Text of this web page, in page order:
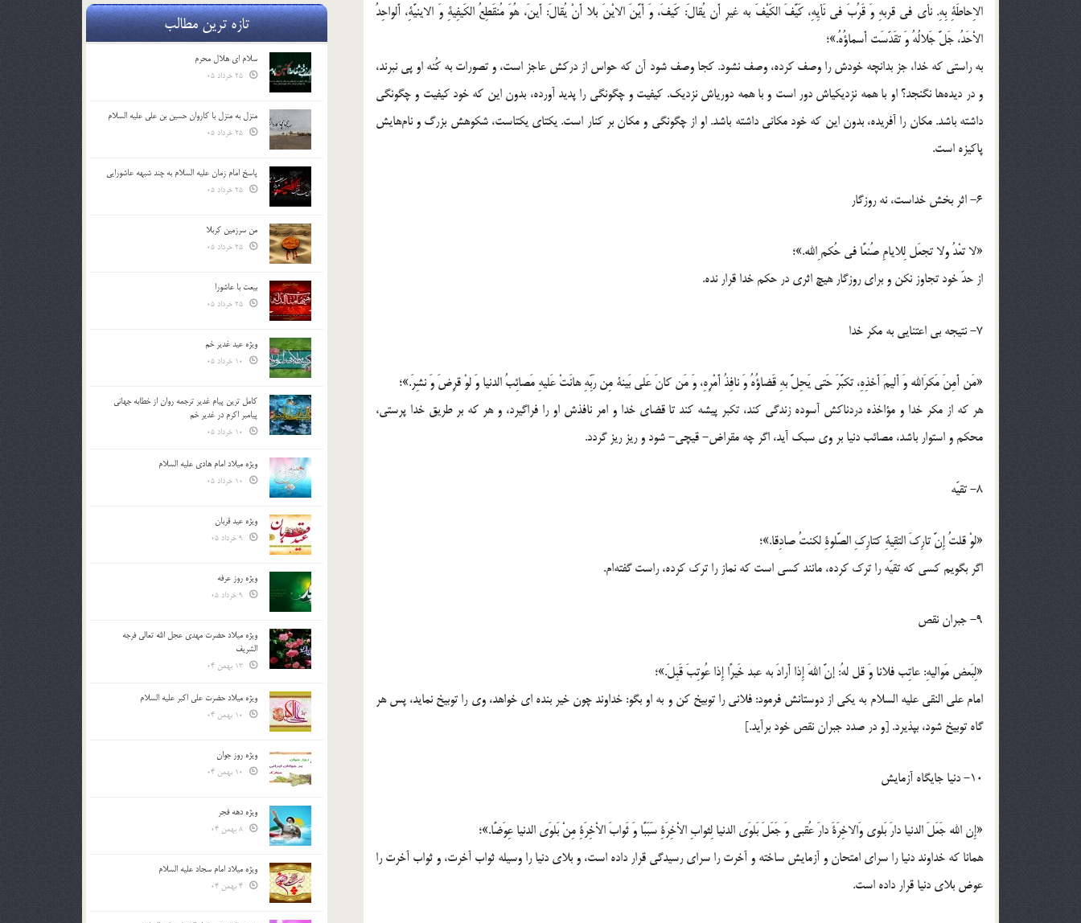
الاِحاطَةِ بِهِ. نأی فی قربهِ وَ قَرُبَ فی نَأیِهِ، کَیَّفَ الکَیْفَ به غیرِ أَن یُقالَ: کَیفَ، وَ أَیَّنَ الایْنَ بلا أَنْ یُقالَ: أَینَ، هُوَ مُنقَطِعُ الکَیفِیةِ وَ الاینیَّةِ، أَلواحِدُ
الاْحَدُ، جَلَّ جَلالُهُ وَ تقَدّسَت أَسماؤُهُ.»؛
به راستی که خدا، جز بدانچه خودش را وصف کرده، وصف نشود. کجا وصف شود آن که حواس از درکش عاجز است، و تصورات به کُنه او پی نبرند،
و در دیده‌ها نگنجد؟ او با همه نزدیکیاش دور است و با همه دوریاش نزدیک. کیفیت و چگونگی را پدید آورده، بدون این که خود کیفیت و چگونگی
داشته باشد. مکان را آفریده، بدون این که خود مکانی داشته باشد. او از چگونگی و مکان بر کنار است. یکتای یکتاست، شکوهش بزرگ و نام‌هایش
پاکیزه است.
6- اثر بخش خداست، نه روزگار
«لا تعْدُ ولا تجعَل لِلایامِ صُنعًا فی حُکم ِالله.»؛
از حدّ خود تجاوز نکن و برای روزگار هیچ اثری در حکم خدا قرار نده.
7- نتیجه بی اعتنایی به مکر خدا
«مَن أَمِنَ مَکرَالله وَ أَلیمَ أَخذِهِ، تکبَّرَ حَتی یَحِلَّ بهِ قَضاؤُهُ وَ نافِذُ أَمْرِهِ، وَ مَن کانَ عَلی بَینة مِن رَبِّهِ هانَتْ عَلیهِ مَصائِبُ الدنیا وَ لوْ قرِضَ وَ نشِرَ.»؛
هر که از مکر خدا و مؤاخذه دردناکش آسوده زندگی کند، تکبر پیشه کند تا قضای خدا و امر نافذش او را فراگیرد، و هر که بر طریق خدا پرستی،
محکم و استوار باشد، مصائب دنیا بر وی سبک آید، اگر چه مقراض- قیچی- شود و ریز ریز گردد.
8- تقیّه
«لوْ قلتُ إِنَّ تارِکَ التقِیةِ کتارِکِ الصَّلوةِ لکنتُ صادِقا.»؛
اگر بگویم کسی که تقیّه را ترک کرده، مانند کسی است که نماز را ترک کرده، راست گفته‌ام.
9- جبران نقص
«لِبَعض مَوالیهِ: عاتِب فلانا وَ قل لهُ: إنَّ اللهَ إِذا أَرادَ به عبد خَیرًا إِذا عُوتِبَ قَبِلَ.»؛
امام علی النقی علیه السلام به یکی از دوستانش فرمود: فلانی را توبیخ کن و به او بگو: خداوند چون خیر بنده ای خواهد، وی را توبیخ نماید، پس هر
گاه توبیخ شود، بپذیرد. [و در صدد جبران نقص خود برآید.]
10- دنیا جایگاه آزمایش
«إِن الله جَعَلَ الدنیا دارَ بَلوی وَالاخِرَةَ دارَ عُقبی وَ جَعَلَ بَلوَی الدنیا لِثوابِ الاْخِرَةِ سَبَبًا وَ ثَوابَ الاْخِرَةِ مِنْ بَلوَی الدنیا عِوَضًا.»؛
همانا که خداوند دنیا را سرای امتحان و آزمایش ساخته و آخرت را سرای رسیدگی قرار داده است، و بلای دنیا را وسیله ثواب آخرت، و ثواب آخرت را
عوض بلای دنیا قرار داده است.
تازه ترین مطالب
سلام ای هلال محرم
منزل به منزل با کاروان حسین بن علی علیه السلام
پاسخ امام زمان علیه السلام به چند شبهه عاشورایی
من سرزمین کربلا
بیعت با عاشورا
ویژه عید غدیر خم
کامل ترین پیام غدیر ترجمه روان از خطابه جهانی
پیامبر اکرم در غدیر خم
ویژه میلاد امام هادی علیه السلام
ویژه عید قربان
ویژه روز عرفه
ویژه میلاد حضرت مهدی عجل الله تعالی فرجه
الشريف
ویژه میلاد حضرت علی اکبر علیه السلام
ویژه روز جوان
ویژه دهه فجر
ویژه میلاد امام سجاد علیه السلام